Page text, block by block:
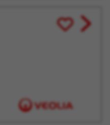
Enregistrer
pour
View
job